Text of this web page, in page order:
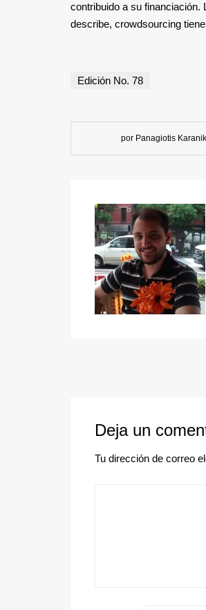
contribuido a su
describe, crowdsourcing
Edición No. 78
por Panagiotis
Deja un
Tu dirección de correo